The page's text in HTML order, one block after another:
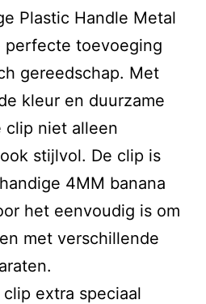
Plastic Handle Metal
perfecte toevoeging
gereedschap. Met
kleur en duurzame
clip niet alleen
stijlvol. De clip is
4MM banana
het eenvoudig is om
met verschillende
extra speciaal